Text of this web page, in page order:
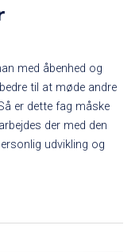
med åbenhed og
til at møde andre
er dette fag måske
der med den
udvikling og